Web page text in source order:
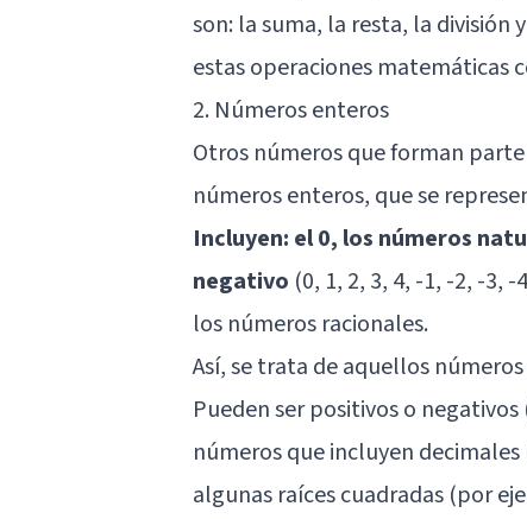
son: la suma, la resta, la división
estas operaciones matemáticas
2. Números enteros
Otros números que forman
números enteros, que se
Incluyen: el 0, los números
negativo (0, 1, 2, 3, 4, -1, -2, -
los números racionales.
Así, se trata de aquellos
Pueden ser positivos o
números que incluyen
algunas raíces cuadradas (por